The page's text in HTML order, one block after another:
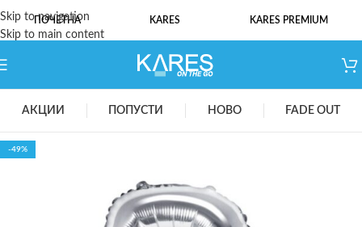
Skip to navigation
Skip to main content
ПОЧЕТНА KARES KARES PREMIUM
АКЦИИ ПОПУСТИ НОВО FADE OUT
-49%